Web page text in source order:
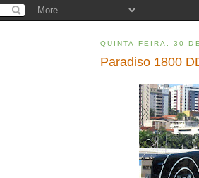
QUINTA-FEIRA, 30
Paradiso 1800